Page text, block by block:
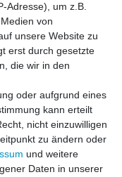
Widerrufs­recht
Adresse), um z.B.
von
unsere Website zu
erst durch gesetzte
die wir in den
oder aufgrund eines
kann erteilt
nicht einzuwilligen
zu ändern oder
und weitere
Daten in unserer